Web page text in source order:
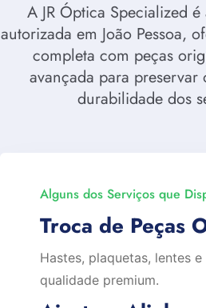
A JR Óptica Specialized
autorizada em João Pessoa,
completa com peças
avançada para preservar
durabilidade dos
Alguns dos Serviços que
Troca de Peças
Hastes, plaquetas, lentes
qualidade premium.